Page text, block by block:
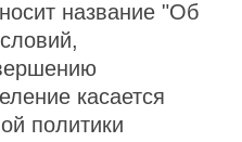
название "Об
касается
политики